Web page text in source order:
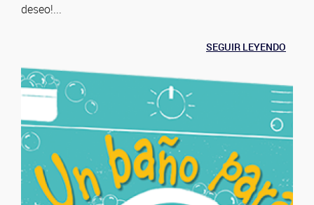
deseo!...
SEGUIR LEYENDO